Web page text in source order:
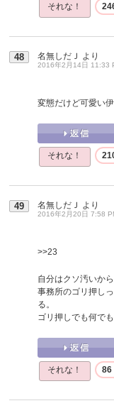
それな！
48 名無しだＪ より
2016年2月14日 11:33
変態だけど可愛い
それな！
49 名無しだＪ より
2016年2月20日 7:58
>>23
自分はクソ汚いか
事務所のゴリ押し
る。
ゴリ押しでも何で
それな！ 86